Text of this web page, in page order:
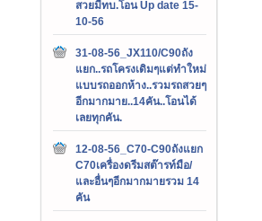
สวยมีทบ.โอน Up date 15-
10-56
31-08-56_JX110/C90ถัง
แยก..รถโครงเดิมๆแต่ทำใหม่
แบบรถออกห้าง..รวมรถสวยๆ
อีกมากมาย..14คัน..โอนได้
เลยทุกคัน.
12-08-56_C70-C90ถังแยก
C70เครื่องดรีมสต๊ารท์มือ/
และอื่นๆอีกมากมายรวม 14
คัน